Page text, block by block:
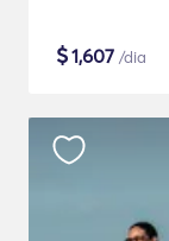
$1,607 /dia